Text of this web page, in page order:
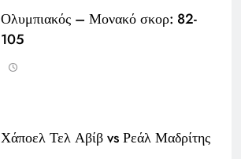
Ολυμπιακός – Μονακό σκορ: 82-
105
Χάποελ Τελ Αβίβ vs Ρεάλ Μαδρίτης